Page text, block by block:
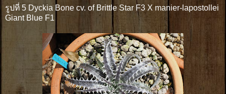
รูปที่ 5 Dyckia Bone cv. of Brittle Star F3 X manier-lapostollei
Giant Blue F1